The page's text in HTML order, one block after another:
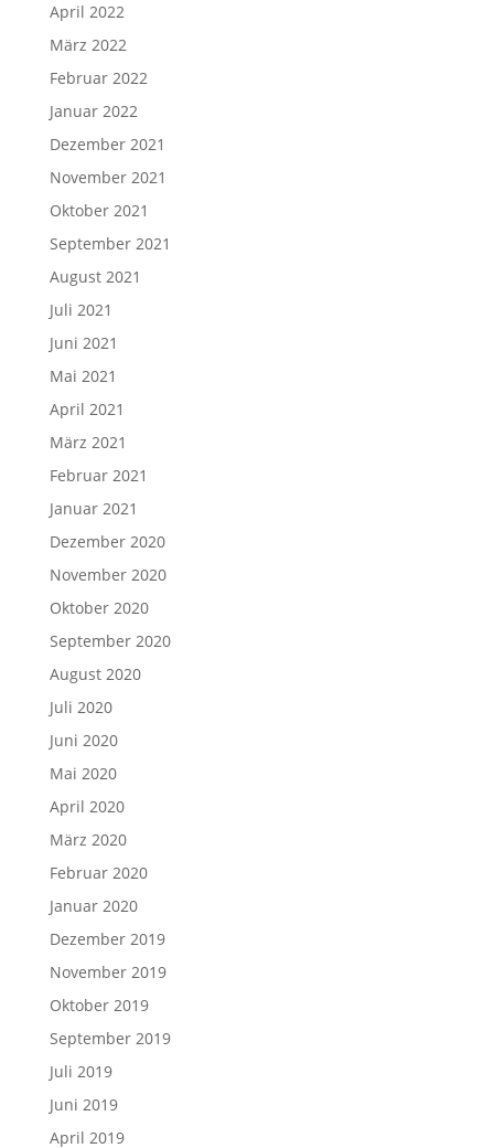
April 2022
März 2022
Februar 2022
Januar 2022
Dezember 2021
November 2021
Oktober 2021
September 2021
August 2021
Juli 2021
Juni 2021
Mai 2021
April 2021
März 2021
Februar 2021
Januar 2021
Dezember 2020
November 2020
Oktober 2020
September 2020
August 2020
Juli 2020
Juni 2020
Mai 2020
April 2020
März 2020
Februar 2020
Januar 2020
Dezember 2019
November 2019
Oktober 2019
September 2019
Juli 2019
Juni 2019
April 2019